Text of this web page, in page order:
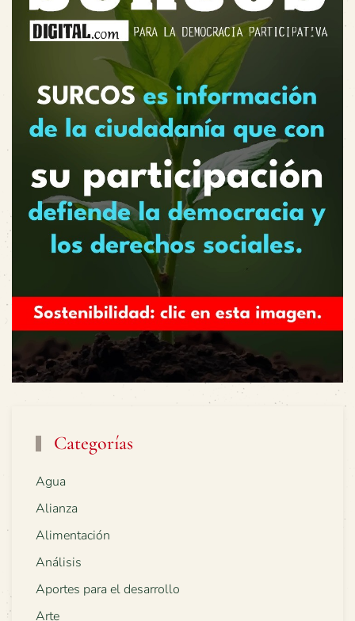
Categorías
Agua
Alianza
Alimentación
Análisis
Aportes para el desarrollo
Arte